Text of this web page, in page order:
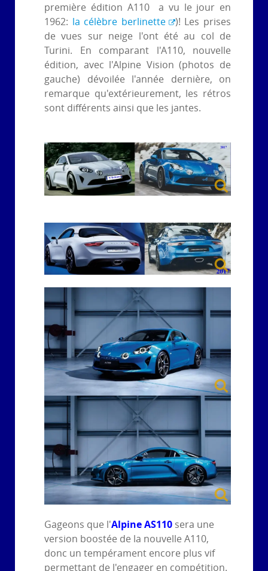
première édition A110 a vu le jour en
1962:
la célèbre berlinette
)! Les prises
de vues sur neige l'ont été au col de
Turini. En comparant l'A110, nouvelle
édition, avec l'Alpine Vision (photos de
gauche) dévoilée l'année dernière, on
remarque qu'extérieurement, les rétros
sont différents ainsi que les jantes.
Gageons que l'Alpine AS110 sera une
version boostée de la nouvelle A110,
donc un tempérament encore plus vif
permettant de l'engager en compétition.